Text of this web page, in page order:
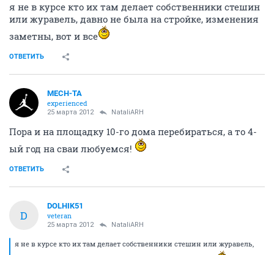
я не в курсе кто их там делает собственники стешин
или журавель, давно не была на стройке, изменения
заметны, вот и все
ОТВЕТИТЬ
MECH-TA
experienced
25 марта 2012 NataliARH
Пора и на площадку 10-го дома перебираться, а то 4-
ый год на сваи любуемся!
ОТВЕТИТЬ
D
DOLHIK51
veteran
25 марта 2012 NataliARH
я не в курсе кто их там делает собственники стешин или журавель,